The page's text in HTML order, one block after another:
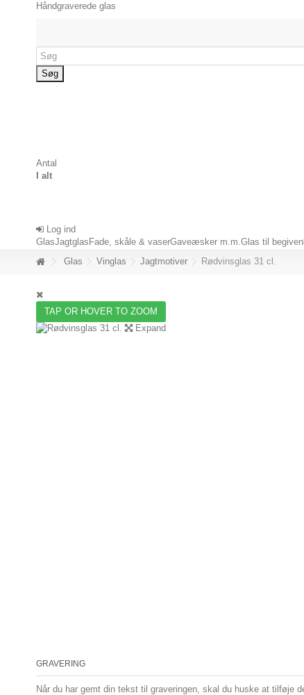
Håndgraverede glas
Søg
Antal
I alt
Log ind
GlasJagtglasFade, skåle & vaserGaveæsker m.m. Glas til
Glas
Vinglas Jagtmotiver Rødvinsglas 31 cl.
TAP OR HOVER TO ZOOM
Expand
GRAVERING
Når du har gemt din tekst til graveringen, skal du huske at tilføje